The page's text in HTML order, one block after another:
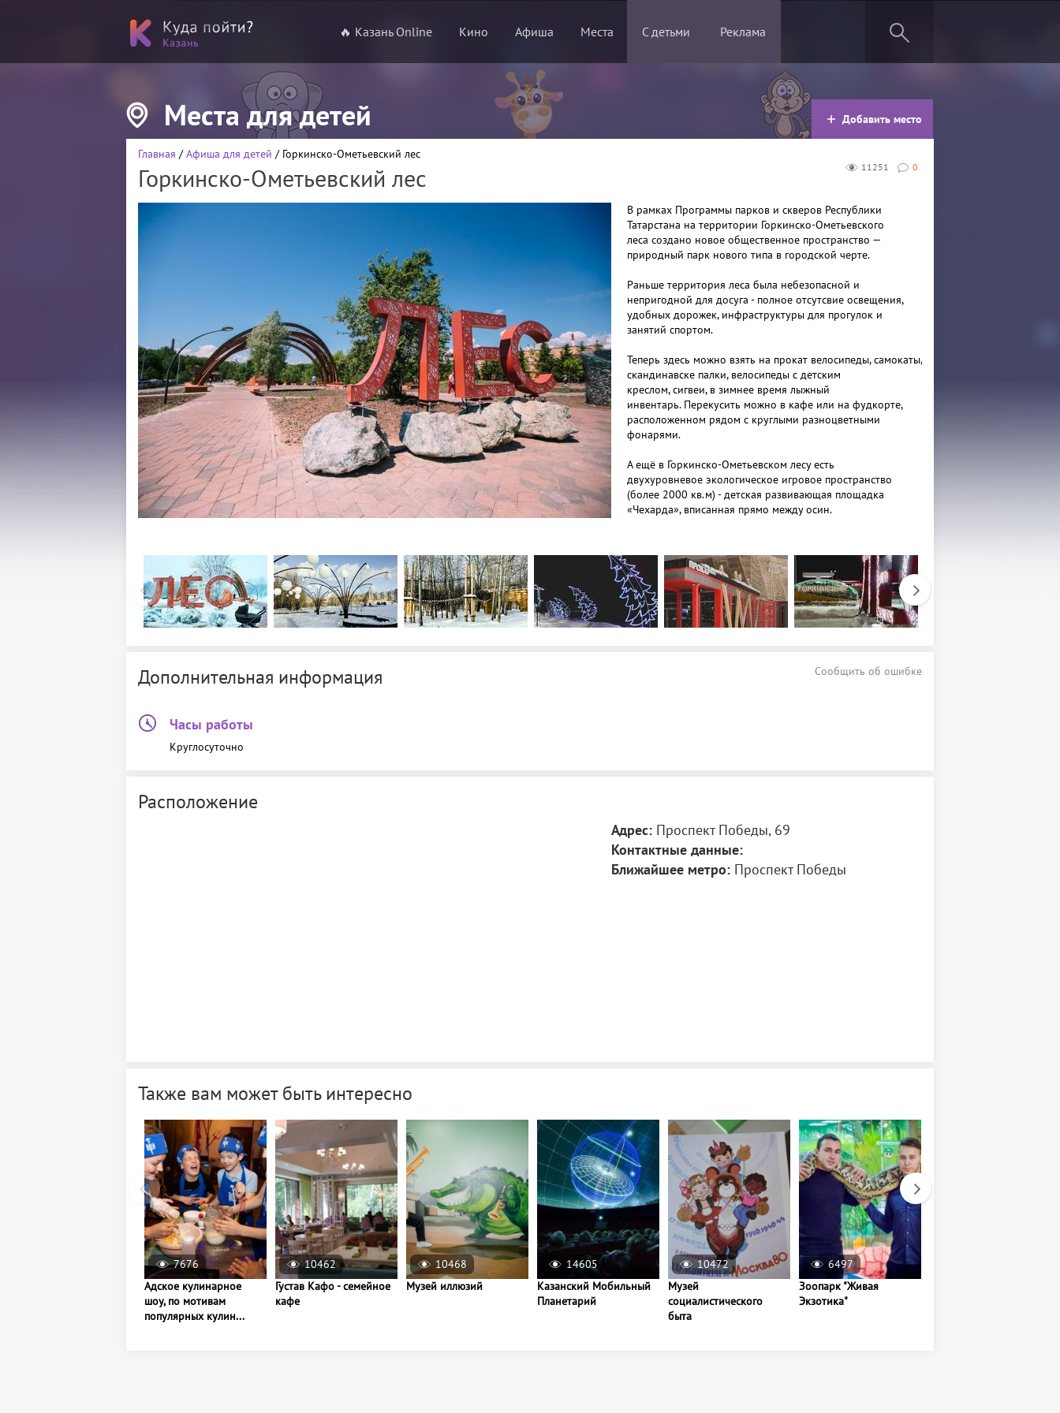
🔥 Казань Online Кино Афиша Места С детьми Реклама
Места для детей Добавить место
Главная /Афиша для детей / Горкинско-Ометьевский лес
0
11251
Горкинско-Ометьевский лес
В рамках Программы парков и скверов Республики
Татарстана на территории Горкинско-Ометьевского
леса создано новое общественное пространство —
природный парк нового типа в городской черте.
Раньше территория леса была небезопасной и
непригодной для досуга - полное отсутсвие освещения,
удобных дорожек, инфраструктуры для прогулок и
занятий спортом.
Теперь здесь можно взять на прокат велосипеды, самокаты,
скандинавске палки, велосипеды с детским
креслом, сигвеи, в зимнее время лыжный
инвентарь. Перекусить можно в кафе или на фудкорте,
расположенном рядом с круглыми разноцветными
фонарями.
А ещё в Горкинско-Ометьевском лесу есть
двухуровневое экологическое игровое пространство
(более 2000 кв.м) - детская развивающая площадка
«Чехарда», вписанная прямо между осин.
помладше. Все оборудование имеет соответствующие
сертификаты безопасности. Площадка рассчитана на
возраст от 2х до 15 лет, но, как показывает практика,
взрослые играют здесь вместе со своими детьми.
Кафе и прокат работают с 10:00 до 20:00
Сообщить об ошибке
Дополнительная информация
Часы работы
Круглосуточно
Расположение
Адрес: Проспект Победы, 69
Контактные данные:
Ближайшее метро: Проспект Победы
Также вам может быть интересно
7676
Адское кулинарное
шоу, по мотивам
популярных кулин...
10462
Густав Кафо - семейное
кафе
10468
Музей иллюзий
14605
Казанский Мобильный
Планетарий
10472
Музей
социалистического
быта
6497
Зоопарк "Живая
Экзотика"